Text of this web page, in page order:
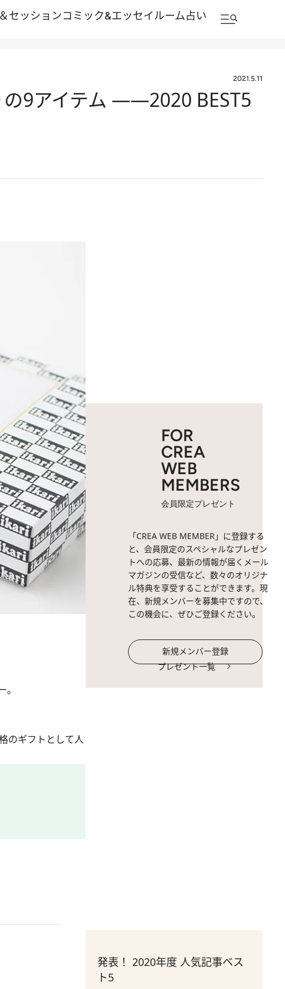
セッションコミック&エッセイルーム占い
2021.5.11
9アイテム ――2020 BEST5
のギフトとして人
FOR
CREA
WEB
MEMBERS
会員限定プレゼント
「CREA WEB MEMBER」に登録する
と、会員限定のスペシャルなプレゼン
トへの応募、最新の情報が届くメール
マガジンの受信など、数々のオリジナ
ル特典を享受することができます。現
在、新規メンバーを募集中ですので、
この機会に、ぜひご登録ください。
新規メンバー登録
プレゼント一覧
発表！ 2020年度 人気記事ベス
ト5